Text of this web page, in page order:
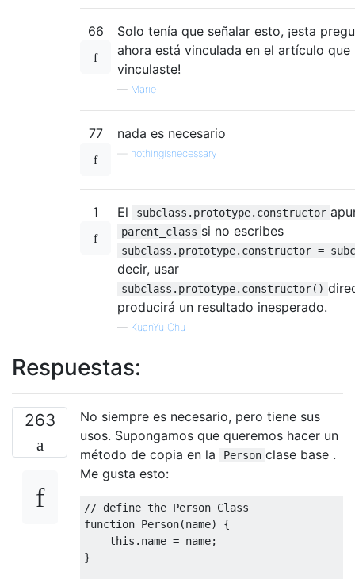
66
Solo tenía que señalar esto, ¡esta
ahora está vinculada en el artículo que
vinculaste!
— Marie
77 nada es necesario
nothingisnecessary
1 El subclass.prototype.constructor
parent_class si no escribes
subclass.prototype.constructor =
decir, usar
subclass.prototype.constructor()
producirá un resultado inesperado.
— KuanYu Chu
Respuestas:
263
No siempre es necesario, pero tiene sus
usos. Supongamos que queremos hacer un
método de copia en la
Person clase base .
Me gusta esto:
// define the Person Class
function Person(name)
{
this . name = name;
}